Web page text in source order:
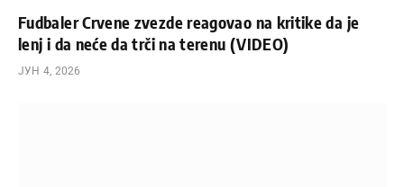
Fudbaler Crvene zvezde reagovao na kritike da je
lenj i da neće da trči na terenu (VIDEO)
ЈУН 4, 2026